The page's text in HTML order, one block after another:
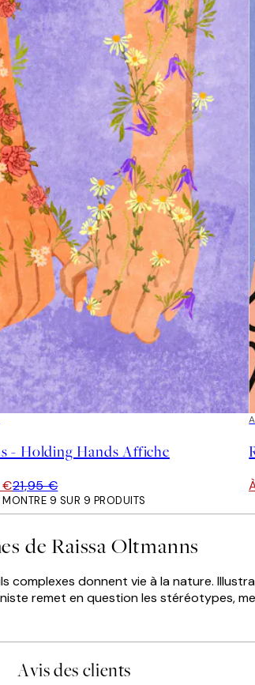
- Holding Hands Affiche
€21,95 €
MONTRE 9 SUR 9 PRODUITS
de Raissa Oltmanns
donnent vie à la nature.
remet en question les stéréotypes,
Avis des clients